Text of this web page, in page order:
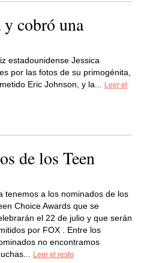
y cobró una
estadounidense Jessica
por las fotos de su primogénita,
Eric Johnson, y la...
Leer el
de los Teen
tenemos a los nominados de los
Choice Awards que se
el 22 de julio y que serán
por FOX . Entre los
no encontramos
Leer el resto